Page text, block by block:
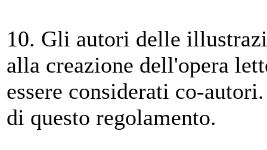
10. Gli autori delle
alla creazione dell'opera
essere considerati co-
di questo regolamento.